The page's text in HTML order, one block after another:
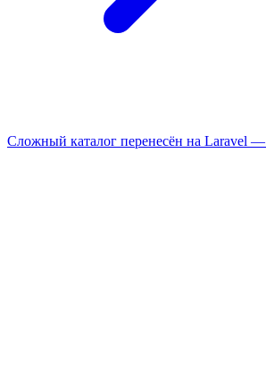
Сложный каталог перенесён на Laravel —